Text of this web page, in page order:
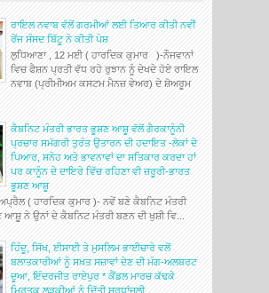
ਰਾਇਲ ਨਵਾਬ ਵੱਲੋਂ ਗਰਮੀਆਂ ਲਈ ਤਿਆਰ ਕੀਤੀ ਨਵੀਂ
ਰੇਂਜ ਸੰਸਦ ਬਿੱਟੂ ਨੇ ਕੀਤੀ ਪੇਸ਼
ਲੁਧਿਆਣਾ , 12 ਮਈ ( ਹਾਰਦਿਕ ਕੁਮਾਰ )-ਨੌਜਵਾਨਾਂ
ਵਿਚ ਫੈਸ਼ਨ ਪ੍ਰਤੀ ਵੱਧ ਰਹੇ ਰੁਝਾਨ ਨੂੰ ਦੇਖਦੇ ਹੋਏ ਰਾਇਲ
ਨਵਾਬ (ਪ੍ਰੀਮੀਅਮ ਕਸਟਮ ਮੈਨਜ਼ ਵੇਅਰ) ਦੇ ਸ਼ੋਅਰੂਮ
ਕੈਬਨਿਟ ਮੰਤਰੀ ਭਾਰਤ ਭੂਸ਼ਣ ਆਸ਼ੂ ਵੱਲੋਂ ਗੈਰਕਾਨੂੰਨੀ
ਪ੍ਰਚਾਰ ਸਮੱਗਰੀ ਤੁਰੰਤ ਉਤਾਰਨ ਦੀ ਹਦਾਇਤ -ਲੋਕਾਂ ਦੇ
ਪਿਆਰ, ਸਨੇਹ ਅਤੇ ਭਾਵਨਾਵਾਂ ਦਾ ਸਤਿਕਾਰ ਕਰਦਾ ਹਾਂ
ਪਰ ਕਾਨੂੰਨ ਦੇ ਦਾਇਰੇ ਵਿੱਚ ਰਹਿਣਾ ਵੀ ਜ਼ਰੂਰੀ-ਭਾਰਤ
ਭੂਸ਼ਣ ਆਸ਼ੂ
( ਹਾਰਦਿਕ ਕੁਮਾਰ )- ਨਵੇਂ ਬਣੇ ਕੈਬਨਿਟ ਮੰਤਰੀ
ਆਸ਼ੂ ਨੇ ਉਨਾਂ ਦੇ ਕੈਬਨਿਟ ਮੰਤਰੀ ਬਣਨ ਦੀ ਖੁਸ਼ੀ ਵਿ...
ਹਿੰਦੂ, ਸਿੱਖ, ਈਸਾਈ ਤੇ ਮੁਸਲਿਮ ਭਾਈਚਾਰੇ ਵਲੋਂ
ਬਲਾਤਕਾਰੀਆਂ ਨੂੰ ਸਖ਼ਤ ਸਜ਼ਾਵਾਂ ਦੇਣ ਦੀ ਮੰਗ-ਅਲਬਰਟ
ਦੂਆ, ਇੰਦਰਜੀਤ ਰਾਏਪੁਰ * ਕੈਂਡਲ ਮਾਰਚ ਕੱਢਕੇ
ਮ੍ਰਿਤਕ ਲੜਕੀਆਂ ਨੂੰ ਦਿੱਤੀ ਸ਼ਰਧਾਂਜਲੀ